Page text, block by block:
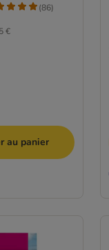
€
(86)
au panier